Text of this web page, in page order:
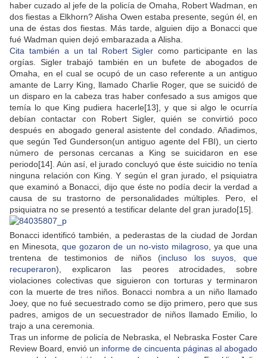
haber cuzado al jefe de la policía de Omaha, Robert Wadman, en
dos fiestas a Elkhorn? Alisha Owen estaba presente, según él, en
una de éstas dos fiestas. Más tarde, alguien dijo a Bonacci que
fué Wadman quien dejó embarazada a Alisha.
Cita también a un tal Robert Sigler como participante en las
orgías. Sigler trabajó también en un bufete de abogados de
Omaha, en el cual se ocupó de un caso referente a un antiguo
amante de Larry King, llamado Charlie Roger, que se suicidó de
un disparo en la cabeza tras haber confesado a sus amigos que
temía lo que King pudiera hacerle[13], y que si algo le ocurría
debían contactar con Robert Sigler, quién se convirtió poco
después en abogado general asistente del condado. Añadimos,
que según Ted Gunderson(un antiguo agente del FBI), un cierto
número de personas cercanas a King se suicidaron en ese
periodo[14]. Aún así, el jurado concluyó que éste suicidio no tenía
ninguna relación con King. Y según el gran jurado, el psiquiatra
que examinó a Bonacci, dijo que éste no podía decir la verdad a
causa de su trastorno de personalidades múltiples. Pero, el
psiquiatra no se presentó a testificar delante del gran jurado[15].
Bonacci identificó también, a pederastas de la ciudad de Jordan
en Minesota,que gozaron de un no-visto milagroso, ya que una
trentena de testimonios de niños (incluso los suyos, que
recuperaron), explicaron las peores atrocidades, sobre
violaciones colectivas que siguieron con torturas y terminaron
con la muerte de tres niños. Bonacci nombra a un niño llamado
Joey, que no fué secuestrado como se dijo primero, pero que sus
padres, amigos de un secuestrador de niños llamado Emilio, lo
trajo a una ceremonia.
Tras un informe de policía de Nebraska, el Nebraska Foster Care
Review Board, envió un informe de cincuenta páginas al abogado